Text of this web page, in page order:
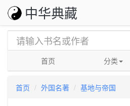
中华典藏
首页 分类
首页 外国名著 基地与帝国